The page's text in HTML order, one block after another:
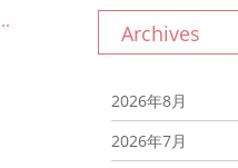
Archives
2026年8月
2026年7月